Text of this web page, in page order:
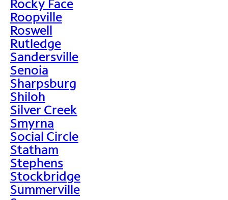
Rocky Face
Roopville
Roswell
Rutledge
Sandersville
Senoia
Sharpsburg
Shiloh
Silver Creek
Smyrna
Social Circle
Statham
Stephens
Stockbridge
Summerville